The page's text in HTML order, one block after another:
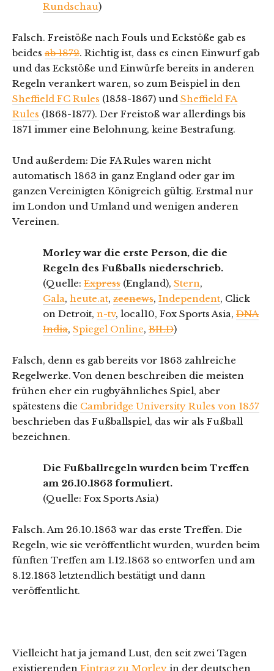
Rundschau)
Falsch. Freistöße nach Fouls und Eckstöße gab es
beides ab 1872. Richtig ist, dass es einen Einwurf gab
und das Eckstöße und Einwürfe bereits in anderen
Regeln verankert waren, so zum Beispiel in den
Sheffield FC Rules (1858-1867) und Sheffield FA
Rules (1868-1877). Der Freistoß war allerdings bis
1871 immer eine Belohnung, keine Bestrafung.
Und außerdem: Die FA Rules waren nicht
automatisch 1863 in ganz England oder gar im
ganzen Vereinigten Königreich gültig. Erstmal nur
im London und Umland und wenigen anderen
Vereinen.
Morley war die erste Person, die die
Regeln des Fußballs niederschrieb.
(Quelle: Express (England), Stern,
Gala, heute.at, zeenews, Independent, Click
on Detroit, n-tv, local10, Fox Sports Asia, DNA
India, Spiegel Online, BILD)
Falsch, denn es gab bereits vor 1863 zahlreiche
Regelwerke. Von denen beschreiben die meisten
frühen eher ein rugbyähnliches Spiel, aber
spätestens die Cambridge University Rules von 1857
beschrieben das Fußballspiel, das wir als Fußball
bezeichnen.
Die Fußballregeln wurden beim Treffen
am 26.10.1863 formuliert.
(Quelle: Fox Sports Asia)
Falsch. Am 26.10.1863 war das erste Treffen. Die
Regeln, wie sie veröffentlicht wurden, wurden beim
fünften Treffen am 1.12.1863 so entworfen und am
8.12.1863 letztendlich bestätigt und dann
veröffentlicht.
Vielleicht hat ja jemand Lust, den seit zwei Tagen
existierenden Eintrag zu Morley in der deutschen